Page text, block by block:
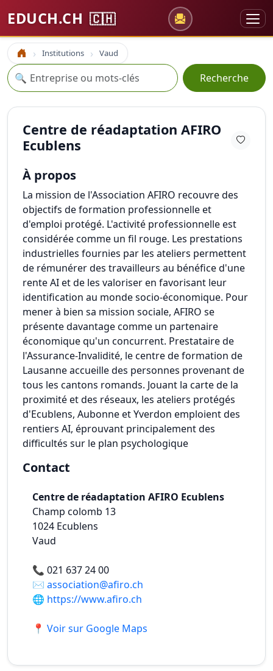
EDUCH.CH 🇨🇭
Accueil Institutions Vaud
Recherche
🔍 Recherche
Centre de réadaptation AFIRO
Ecublens
À propos
La mission de l'Association AFIRO recouvre des
objectifs de formation professionnelle et
d'emploi protégé. L'activité professionnelle est
considérée comme un fil rouge. Les prestations
industrielles fournies par les ateliers permettent
de rémunérer des travailleurs au bénéfice d'une
rente AI et de les valoriser en favorisant leur
identification au monde socio-économique. Pour
mener à bien sa mission sociale, AFIRO se
présente davantage comme un partenaire
économique qu'un concurrent. Prestataire de
l'Assurance-Invalidité, le centre de formation de
Lausanne accueille des personnes provenant de
tous les cantons romands. Jouant la carte de la
proximité et des réseaux, les ateliers protégés
d'Ecublens, Aubonne et Yverdon emploient des
rentiers AI, éprouvant principalement des
difficultés sur le plan psychologique
Contact
Centre de réadaptation AFIRO Ecublens
Champ colomb 13
1024 Ecublens
Vaud
📞 021 637 24 00
✉️ association@afiro.ch
🌐 https://www.afiro.ch
📍 Voir sur Google Maps